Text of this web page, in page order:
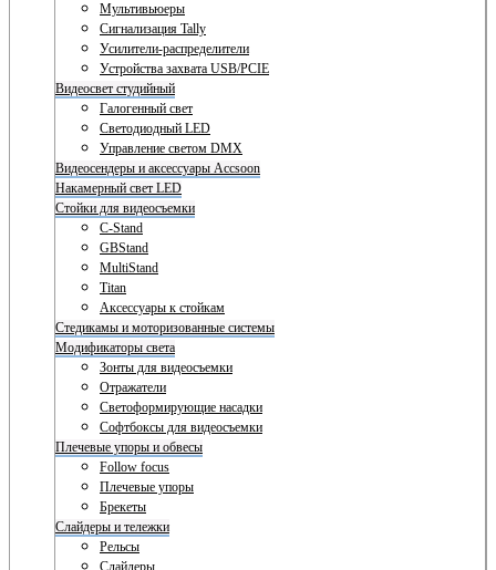
Мультивьюеры
Сигнализация Tally
Усилители-распределители
Устройства захвата USB/PCIE
Видеосвет студийный
Галогенный свет
Светодиодный LED
Управление светом DMX
Видеосендеры и аксессуары Accsoon
Накамерный свет LED
Стойки для видеосъемки
C-Stand
GBStand
MultiStand
Titan
Аксессуары к стойкам
Стедикамы и моторизованные системы
Модификаторы света
Зонты для видеосъемки
Отражатели
Светоформирующие насадки
Софтбоксы для видеосъемки
Плечевые упоры и обвесы
Follow focus
Плечевые упоры
Брекеты
Слайдеры и тележки
Рельсы
Слайдеры